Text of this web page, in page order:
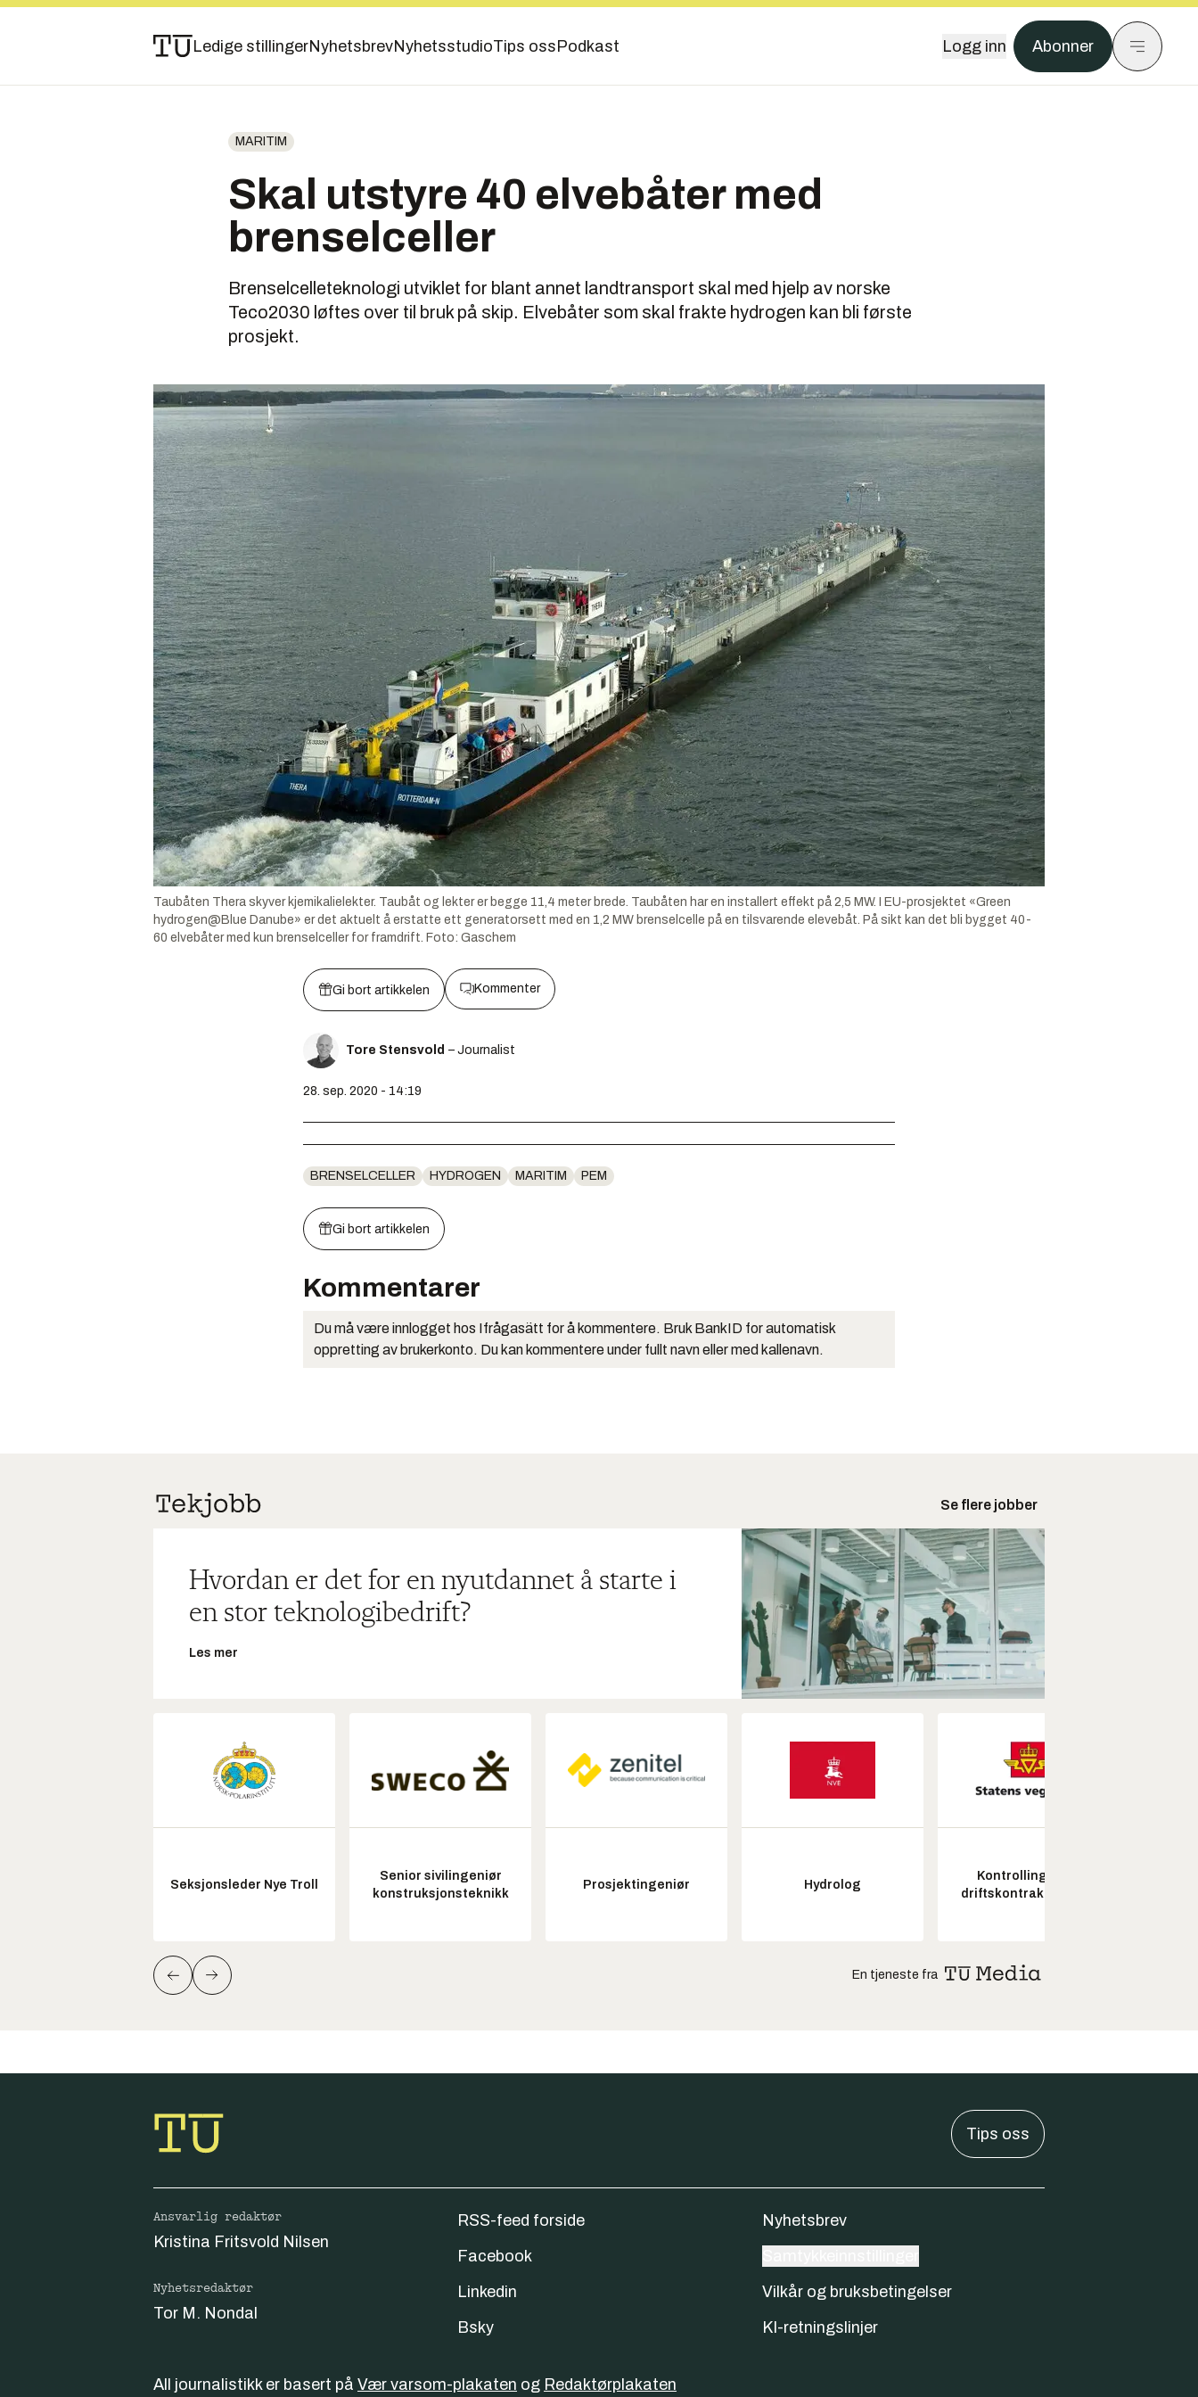
Ledige stillingerNyhetsbrevNyhetsstudioTips oss Podkast Logg inn Abonner
MARITIM
Skal utstyre 40 elvebåter med
brenselceller
Brenselcelleteknologi utviklet for blant annet landtransport skal med hjelp av norske
Teco2030 løftes over til bruk på skip. Elvebåter som skal frakte hydrogen kan bli første
prosjekt.
Taubåten Thera skyver kjemikalielekter. Taubåt og lekter er begge 11,4 meter brede. Taubåten har en installert effekt på 2,5 MW. I EU-prosjektet «Green
hydrogen@Blue Danube» er det aktuelt å erstatte ett generatorsett med en 1,2 MW brenselcelle på en tilsvarende elevebåt. På sikt kan det bli bygget 40-
60 elvebåter med kun brenselceller for framdrift. Foto: Gaschem
Gi bort artikkelen Kommenter
Tore Stensvold – Journalist
28. sep. 2020 - 14:19
BRENSELCELLER HYDROGEN MARITIM PEM
Gi bort artikkelen
Kommentarer
Du må være innlogget hos Ifrågasätt for å kommentere. Bruk BankID for automatisk
oppretting av brukerkonto. Du kan kommentere under fullt navn eller med kallenavn.
Se flere jobber
Hvordan er det for en nyutdannet å starte i
en stor teknologibedrift?
Les mer
Seksjonsleder Nye Troll
Senior sivilingeniør
konstruksjonsteknikk
Prosjektingeniør Hydrolog
Kontrollingeniør
driftskontrakt elektro
En tjeneste fra
Tips oss
Ansvarlig redaktør
Kristina Fritsvold Nilsen
Nyhetsredaktør
Tor M. Nondal
RSS-feed forside
Facebook
Linkedin
Bsky
Nyhetsbrev
Vilkår og bruksbetingelser
KI-retningslinjer
All journalistikk er basert på Vær varsom-plakaten og Redaktørplakaten